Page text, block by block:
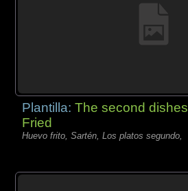
Plantilla:The second dishes
Fried
Huevo frito, Sartén, Los platos segundo,